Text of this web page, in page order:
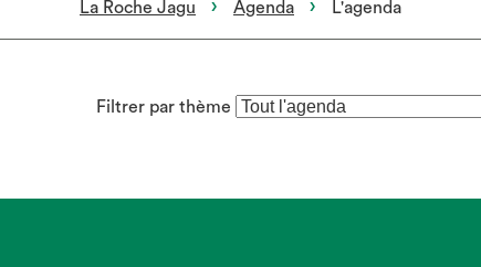
La Roche Jagu Agenda L'agenda
Filtrer par thème
(rechargement
après